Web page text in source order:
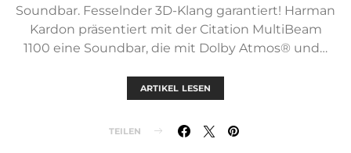
Soundbar. Fesselnder 3D-Klang garantiert! Harman
Kardon präsentiert mit der Citation MultiBeam
1100 eine Soundbar, die mit Dolby Atmos® und…
ARTIKEL LESEN
TEILEN